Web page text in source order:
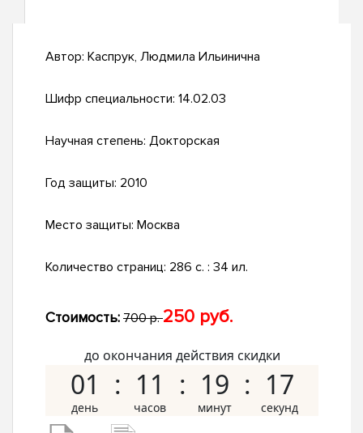
Автор: Каспрук, Людмила Ильинична
Шифр специальности: 14.02.03
Научная степень: Докторская
Год защиты: 2010
Место защиты: Москва
Количество страниц: 286 с. : 34 ил.
Стоимость: 700 р.250 руб.
до окончания действия скидки
01 11 19 16